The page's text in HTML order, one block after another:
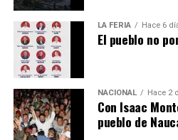
LA FERIA Hace 6
El pueblo no
NACIONAL Hace 2
Con Isaac
pueblo de